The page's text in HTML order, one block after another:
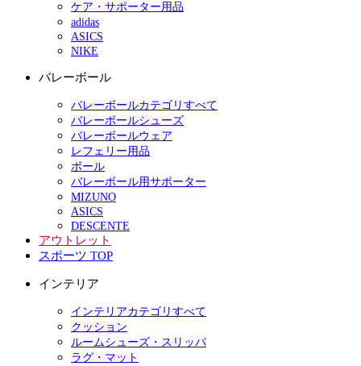
ケア・サポーター用品
adidas
ASICS
NIKE
バレーボール
バレーボールカテゴリすべて
バレーボールシューズ
バレーボールウェア
レフェリー用品
ボール
バレーボール用サポーター
MIZUNO
ASICS
DESCENTE
アウトレット
スポーツ TOP
インテリア
インテリアカテゴリすべて
クッション
ルームシューズ・スリッパ
ラグ・マット